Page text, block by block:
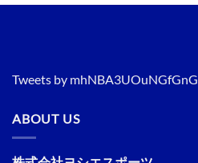
Tweets by mhNBA3UOuNGfGnG
ABOUT US